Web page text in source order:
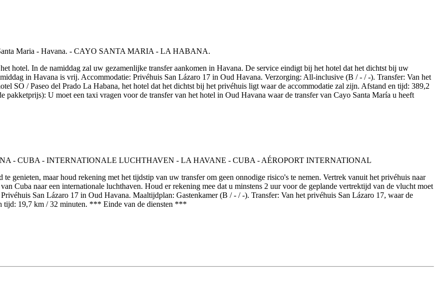
hotel. In de namiddag zal uw gezamenlijke transfer aankomen in Havana. De service eindigt bij het hotel dat het dichtst bij uw
in Havana is vrij. Accommodatie: Privéhuis San Lázaro 17 in Oud Havana. Verzorging: All-inclusive (B / - / -). Transfer: Van het
SO / Paseo del Prado La Habana, het hotel dat het dichtst bij het privéhuis ligt waar de accommodatie zal zijn. Afstand en tijd: 389,2
U moet een taxi vragen voor de transfer van het hotel in Oud Havana waar de transfer van Cayo Santa María u heeft
genieten, maar houd rekening met het tijdstip van uw transfer om geen onnodige risico's te nemen. Vertrek vanuit het privéhuis naar
Cuba naar een internationale luchthaven. Houd er rekening mee dat u minstens 2 uur voor de geplande vertrektijd van de vlucht moet
San Lázaro 17 in Oud Havana. Maaltijdplan: Gastenkamer (B / - / -). Transfer: Van het privéhuis San Lázaro 17, waar de
tijd: 19,7 km / 32 minuten. *** Einde van de diensten ***